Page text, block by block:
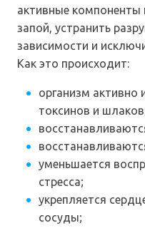
активные
запой, устранить
зависимости и
Как это происходит:
организм активно
токсинов и
уменьшается
стресса;
укрепляется
сосуды;